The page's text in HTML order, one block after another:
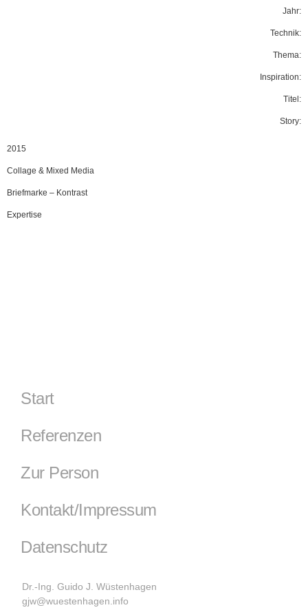
Jahr:
Technik:
Thema:
Inspiration:
Titel:
Story:
2015
Collage & Mixed Media
Briefmarke – Kontrast
Expertise
Start
Referenzen
Zur Person
Kontakt/Impressum
Datenschutz
Dr.-Ing. Guido J. Wüstenhagen
gjw@wuestenhagen.info